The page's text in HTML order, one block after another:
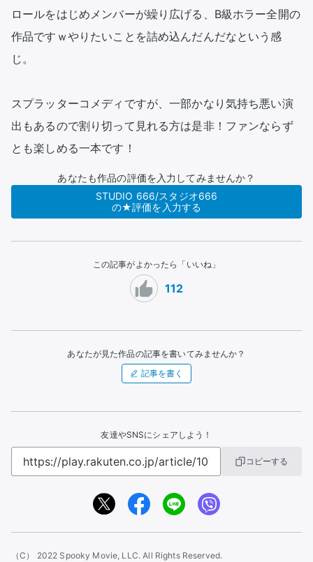
ロールをはじめメンバーが繰り広げる、B級ホラー全開の
作品ですｗやりたいことを詰め込んだんだなという感
じ。
スプラッターコメディですが、一部かなり気持ち悪い演
出もあるので割り切って見れる方は是非！ファンならず
とも楽しめる一本です！
あなたも作品の評価を入力してみませんか？
STUDIO 666/スタジオ666
の★評価を入力する
この記事がよかったら「いいね」
112
あなたが見た作品の記事を書いてみませんか？
記事を書く
友達やSNSにシェアしよう！
コピーする
（C） 2022 Spooky Movie, LLC. All Rights Reserved.